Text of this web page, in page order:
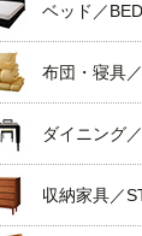
ベッド／BED
布団・寝具
ダイニング
収納家具／